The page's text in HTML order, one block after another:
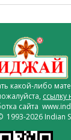
какой-либо
ссылку
сайта
1993-2026 Indian